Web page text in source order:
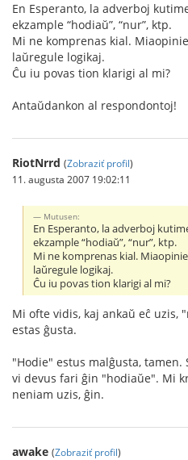
En Esperanto, la adverboj
ekzample “hodiaŭ”, “nur”, ktp.
Mi ne komprenas kial.
laŭregule logikaj.
Ĉu iu povas tion klarigi al mi?
Antaŭdankon al respondontoj!
RiotNrrd (Zobraziť profil)
11. augusta 2007 19:02:11
Mutusen:
En Esperanto, la adverboj
ekzample “hodiaŭ”, “nur”, ktp.
Mi ne komprenas kial.
laŭregule logikaj.
Ĉu iu povas tion klarigi al mi?
Mi ofte vidis, kaj ankaŭ eĉ uzis,
estas ĝusta.
"Hodie" estus malĝusta,
vi devus fari ĝin "hodiaŭe". Mi
neniam uzis, ĝin.
awake (Zobraziť profil)